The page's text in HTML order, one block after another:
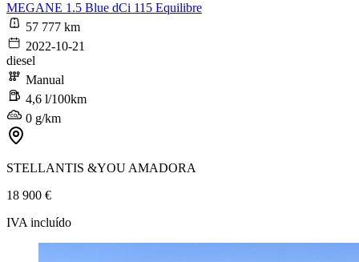
MEGANE 1.5 Blue dCi 115 Equilibre
57 777 km
2022-10-21
diesel
Manual
4,6 l/100km
0 g/km
STELLANTIS &YOU AMADORA
18 900 €
IVA incluído